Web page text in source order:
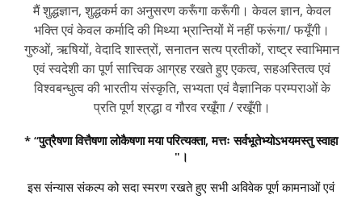
मैं शुद्धज्ञान, शुद्धकर्म का अनुसरण करूँगा करूँगी। केवल ज्ञान, केवल
भक्ति एवं केवल कर्मादि की मिथ्या भ्रान्तियों में नहीं फरूंगा/ फयूँगी।
गुरुओं, ऋषियों, वेदादि शास्त्रों, सनातन सत्य प्रतीकों, राष्ट्र स्वाभिमान
एवं स्वदेशी का पूर्ण सात्त्विक आग्रह रखते हुए एकत्व, सहअस्तित्व एवं
विश्वबन्धुत्व की भारतीय संस्कृति, सभ्यता एवं वैज्ञानिक परम्पराओं के
प्रति पूर्ण श्रद्धा व गौरव रखूँगा / रखूँगी।
* “पुत्रैषणा वित्तैषणा लोकैषणा मया परित्यक्ता, मत्तः सर्वभूतेभ्योऽभयमस्तु स्वाहा
"।
इस संन्यास संकल्प को सदा स्मरण रखते हुए सभी अविवेक पूर्ण कामनाओं एवं